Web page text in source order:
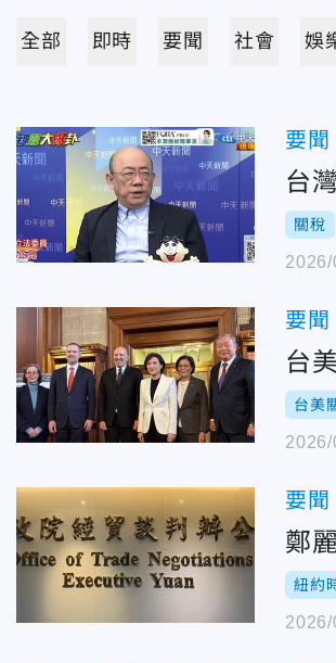
全部 即時 要聞 社會 娛
要聞
台
關稅
要聞
台
台美
要聞
鄭
紐約